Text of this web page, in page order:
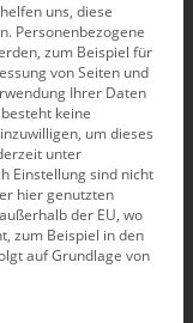
uns, diese
Personenbezogene
zum Beispiel für
von Seiten und
Ihrer Daten
besteht keine
um dieses
unter
Einstellung sind nicht
hier genutzten
der EU, wo
zum Beispiel in den
auf Grundlage von
für die eine